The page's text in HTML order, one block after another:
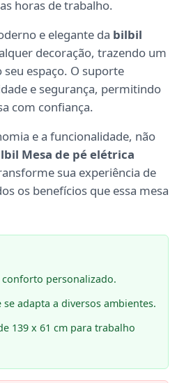
horas de trabalho.
e elegante da bilbil
decoração, trazendo um
espaço. O suporte
e segurança, permitindo
com confiança.
e a funcionalidade, não
Mesa de pé elétrica
sua experiência de
os benefícios que essa mesa
personalizado.
adapta a diversos ambientes.
139 x 61 cm para trabalho